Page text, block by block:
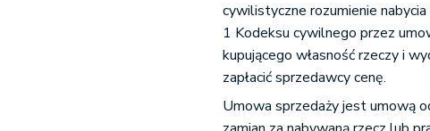
cywilistyczne rozumienie
1 Kodeksu cywilnego przez
kupującego własność rzeczy i
zapłacić sprzedawcy cenę.
Umowa sprzedaży jest umową